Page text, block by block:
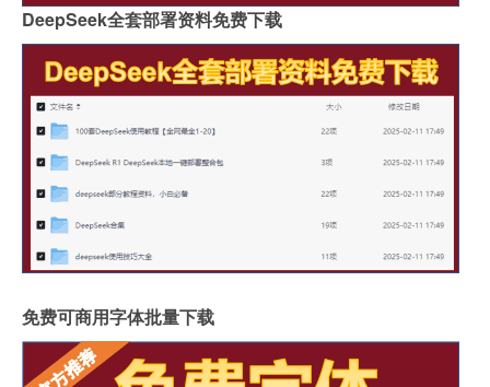
DeepSeek全套部署资料免费下载
免费可商用字体批量下载